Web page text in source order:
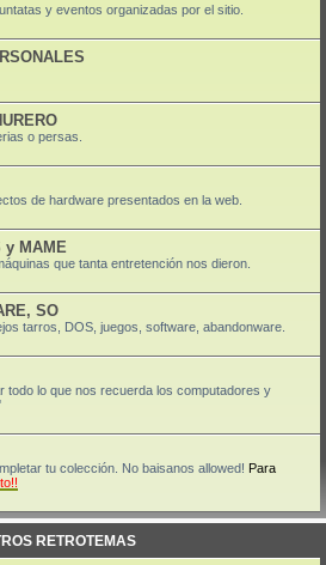
y eventos organizadas por el sitio.
o persas.
de hardware presentados en la web.
y MAME
que tanta entretención nos dieron.
SO
tarros, DOS, juegos, software, abandonware.
todo lo que nos recuerda los computadores y
tu colección. No baisanos allowed! Para
RETROTEMAS